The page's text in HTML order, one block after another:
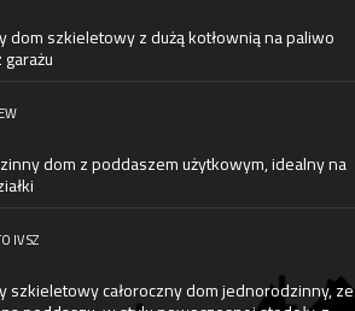
dom szkieletowy z dużą kotłownią na paliwo
dom z poddaszem użytkowym, idealny na
IV SZ
szkieletowy całoroczny dom jednorodzinny, ze